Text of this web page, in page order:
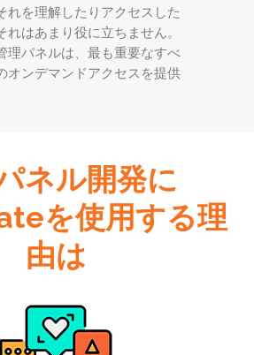
れを理解したりアクセスした
れはあまり役に立ちません。
理パネルは、最も重要なすべ
オンデマンドアクセスを提供
ネル開発に
を使用する理
由は